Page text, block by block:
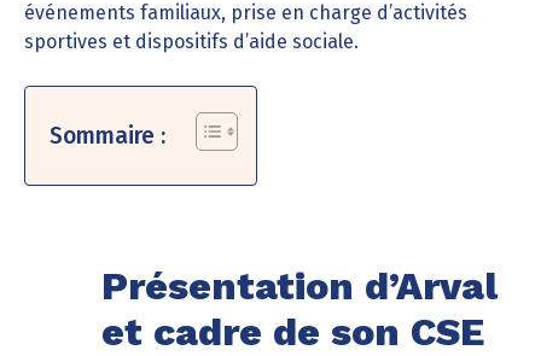
événements familiaux, prise en charge d’activités
sportives et dispositifs d’aide sociale.
Sommaire :
Présentation d’Arval
et cadre de son CSE